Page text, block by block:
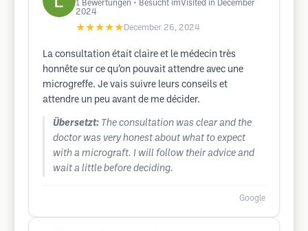
1 Bewertungen • Besucht imVisited in December
2024
★★★★★ December 26, 2024
La consultation était claire et le médecin très
honnête sur ce qu’on pouvait attendre avec une
microgreffe. Je vais suivre leurs conseils et
attendre un peu avant de me décider.
Übersetzt: The consultation was clear and the
doctor was very honest about what to expect
with a micrograft. I will follow their advice and
wait a little before deciding.
Google